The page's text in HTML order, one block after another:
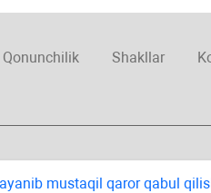
Qonunchilik Shakllar
mustaqil qaror qabul